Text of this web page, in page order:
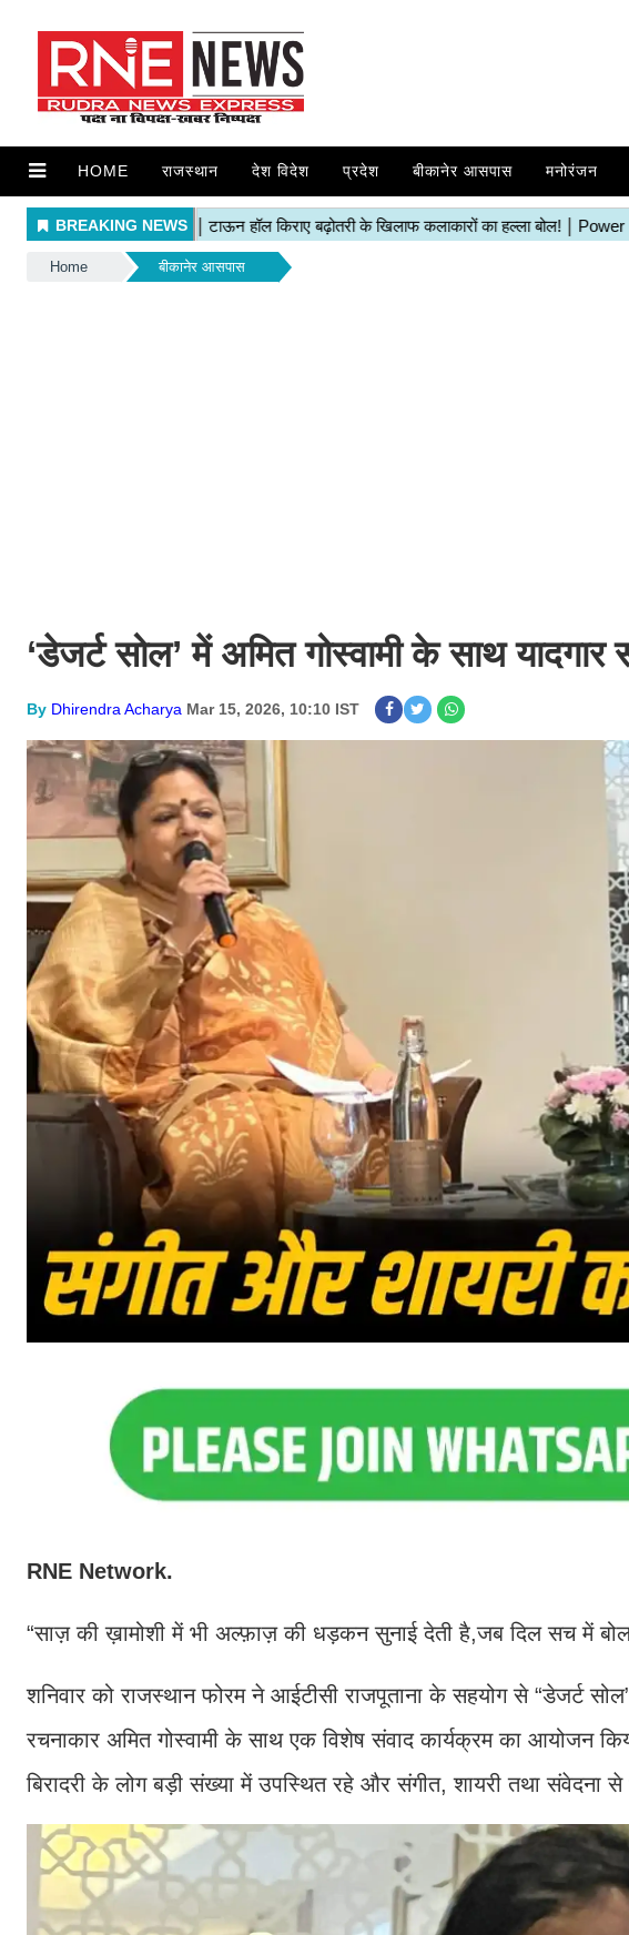
HOME राजस्थान देश विदेश प्रदेश बीकानेर आसपास मनोरंजन
Home बीकानेर आसपास
‘डेजर्ट सोल’ में अमित गोस्वामी के साथ यादगार
By Dhirendra Acharya Mar 15, 2026, 10:10 IST
RNE Network.
“साज़ की ख़ामोशी में भी अल्फ़ाज़ की धड़कन सुनाई देती है,जब दिल सच में
शनिवार को राजस्थान फोरम ने आईटीसी राजपूताना के सहयोग से “डेजर्ट
रचनाकार अमित गोस्वामी के साथ एक विशेष संवाद कार्यक्रम का आयोजन
बिरादरी के लोग बड़ी संख्या में उपस्थित रहे और संगीत, शायरी तथा संवेदना